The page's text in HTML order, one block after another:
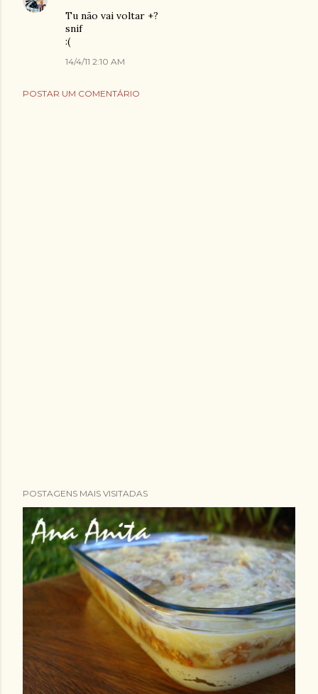
Tu não vai voltar +?
snif
:(
14/4/11 2:10 AM
POSTAR UM COMENTÁRIO
POSTAGENS MAIS VISITADAS